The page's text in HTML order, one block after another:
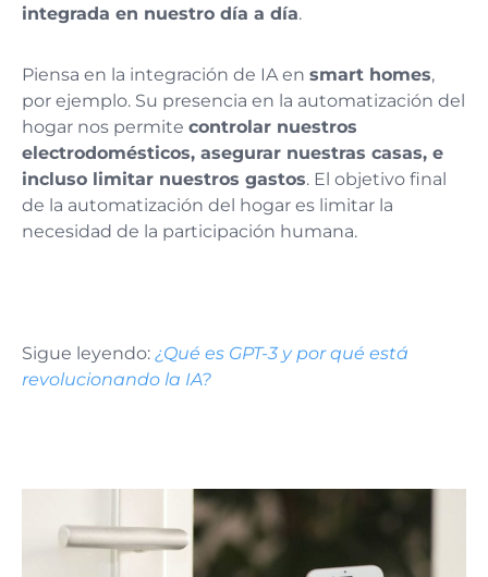
integrada en nuestro día a día.
Piensa en la integración de IA en smart homes,
por ejemplo. Su presencia en la automatización del
hogar nos permite controlar nuestros
electrodomésticos, asegurar nuestras casas, e
incluso limitar nuestros gastos. El objetivo final
de la automatización del hogar es limitar la
necesidad de la participación humana.
Sigue leyendo: ¿Qué es GPT-3 y por qué está
revolucionando la IA?